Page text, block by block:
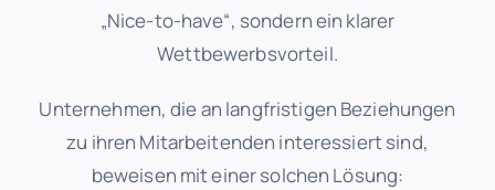
„Nice-to-have“, sondern ein klarer
Wettbewerbsvorteil.
Unternehmen, die an langfristigen Beziehungen
zu ihren Mitarbeitenden interessiert sind,
beweisen mit einer solchen Lösung: